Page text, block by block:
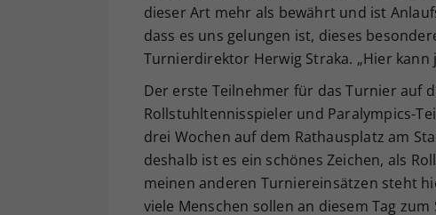
dieser Art mehr als bewährt und ist
dass es uns gelungen ist, dieses
Turnierdirektor Herwig Straka. „Hier kann
Der erste Teilnehmer für das Turnier auf
Rollstuhltennisspieler und Paralympics-
drei Wochen auf dem Rathausplatz am
deshalb ist es ein schönes Zeichen, als
meinen anderen Turniereinsätzen steht
viele Menschen sollen an diesem Tag